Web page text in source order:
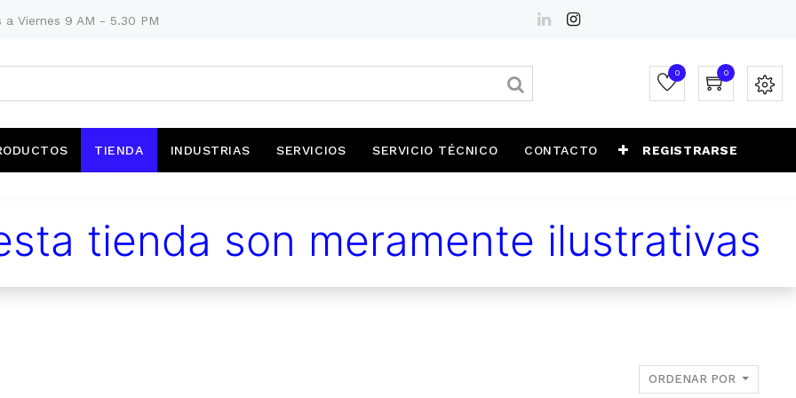
a Viernes 9 AM - 5.30 PM
0 0
TIENDA INDUSTRIAS SERVICIOS SERVICIO TÉCNICO CONTACTO REGISTRARSE
tienda son meramente ilustrativas
ORDENAR POR